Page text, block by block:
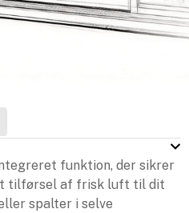
funktion, der sikrer
tilførsel af frisk luft til dit
spalter i selve